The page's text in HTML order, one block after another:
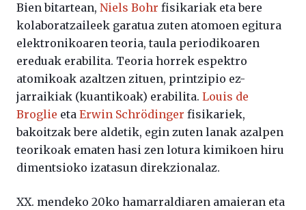
Bien bitartean, Niels Bohr fisikariak eta bere
kolaboratzaileek garatua zuten atomoen egitura
elektronikoaren teoria, taula periodikoaren
ereduak erabilita. Teoria horrek espektro
atomikoak azaltzen zituen, printzipio ez-
jarraikiak (kuantikoak) erabilita. Louis de
Broglie eta Erwin Schrödinger fisikariek,
bakoitzak bere aldetik, egin zuten lanak azalpen
teorikoak ematen hasi zen lotura kimikoen hiru
dimentsioko izatasun direkzionalaz.
XX. mendeko 20ko hamarraldiaren amaieran eta